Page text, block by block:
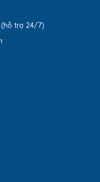
thước
tiến, sản phẩm luôn
khi lau chùi và an
(hỗ trợ 24/7)